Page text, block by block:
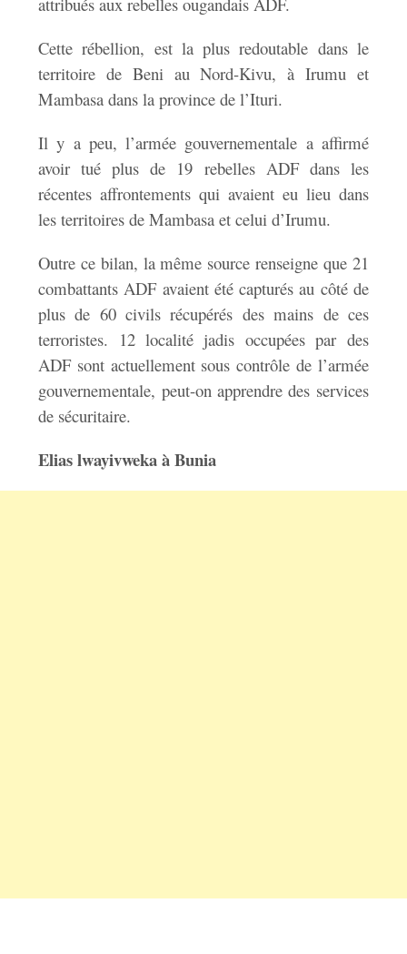
Cette rébellion, est la plus redoutable dans le
territoire de Beni au Nord-Kivu, à Irumu et
Mambasa dans la province de l’Ituri.
Il y a peu, l’armée gouvernementale a affirmé
avoir tué plus de 19 rebelles ADF dans les
récentes affrontements qui avaient eu lieu dans
les territoires de Mambasa et celui d’Irumu.
Outre ce bilan, la même source renseigne que 21
combattants ADF avaient été capturés au côté de
plus de 60 civils récupérés des mains de ces
terroristes. 12 localité jadis occupées par des
ADF sont actuellement sous contrôle de l’armée
gouvernementale, peut-on apprendre des services
de sécuritaire.
Elias lwayivweka à Bunia